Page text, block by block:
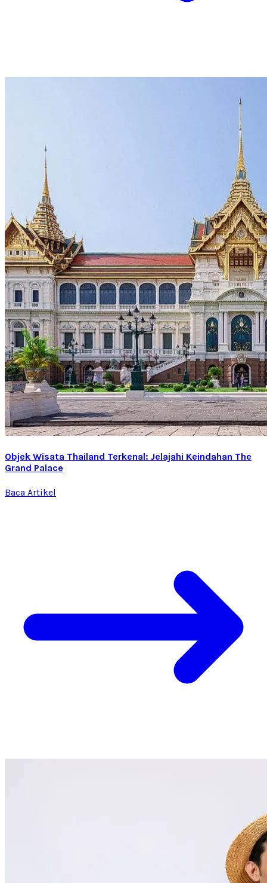
Objek Wisata Thailand Terkenal: Jelajahi Keindahan The
Grand Palace
Baca Artikel